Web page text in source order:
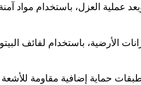
العزل، باستخدام مواد
الأرضية، باستخدام لفائف
حماية إضافية مقاومة